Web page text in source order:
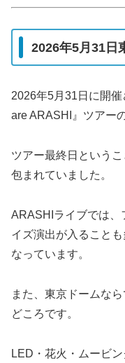
2026年5月31日
2026年5月31日に開
are ARASHI』ツアー
ツアー最終日という
包まれていました。
ARASHIライブでは、
イズ演出が入ること
なっています。
また、東京ドームな
どころです。
LED・花火・ムービ